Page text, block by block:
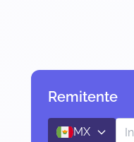
Remitente
MX